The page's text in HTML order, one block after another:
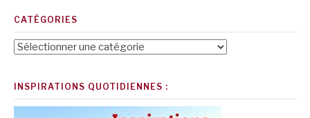
CATÉGORIES
Catégories
INSPIRATIONS QUOTIDIENNES :